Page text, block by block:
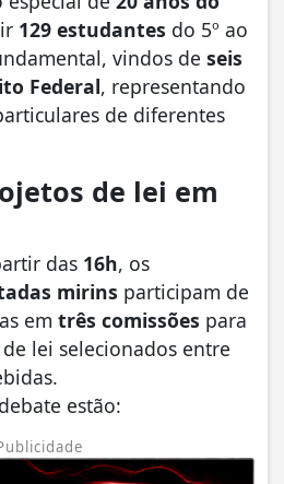
129 estudantes do 5º ao
vindos de seis
Federal, representando
de diferentes
de lei em
das 16h, os
mirins participam de
em três comissões para
lei selecionados entre
estão: